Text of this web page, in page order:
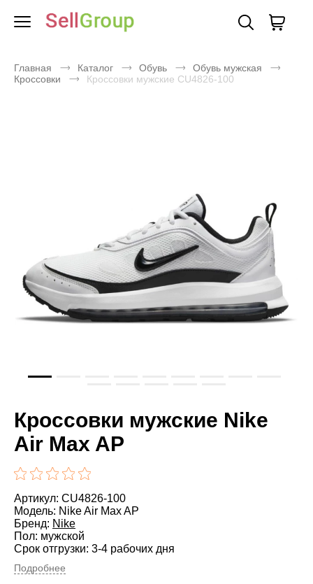
Главная Каталог Обувь
Обувь мужская
Кроссовки
Кроссовки мужские CU4826-100
Кроссовки мужские Nike
Air Max AP
Артикул: CU4826-100
Модель: Nike Air Max AP
Бренд: Nike
Пол: мужской
Срок отгрузки: 3-4 рабочих дня
Подробнее